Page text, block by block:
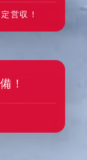
営収！
！